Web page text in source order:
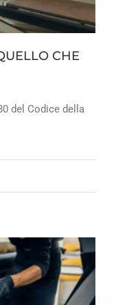
CHE
del Codice della